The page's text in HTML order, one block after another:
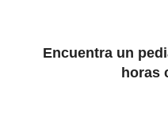
Encuentra un
horas